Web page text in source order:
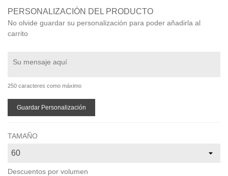
PERSONALIZACIÓN DEL PRODUCTO
No olvide guardar su personalización para poder añadirla al
carrito
250 caracteres como máximo
Guardar Personalización
TAMAÑO
Descuentos por volumen